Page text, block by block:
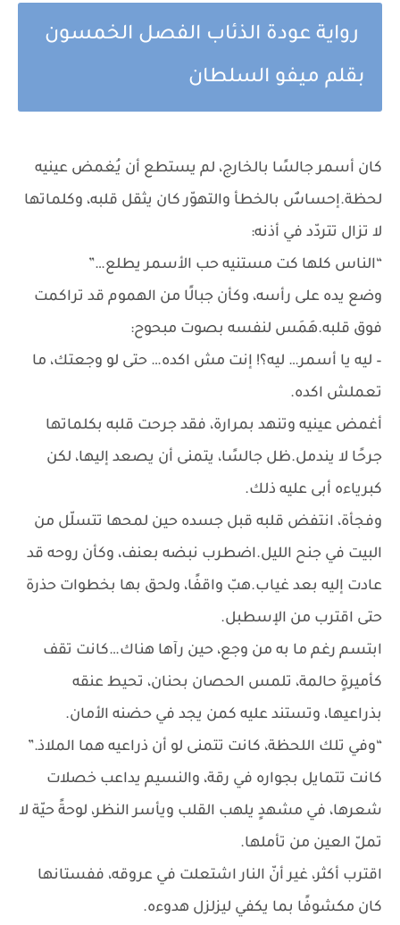
رواية عودة الذئاب الفصل الخمسون
بقلم ميفو السلطان
كان أسمر جالسًا بالخارج، لم يستطع أن يُغمض عينيه
لحظة.إحساسٌ بالخطأ والتهوّر كان يثقل قلبه، وكلماتها
لا تزال تتردّد في أذنه:
“الناس كلها كت مستنيه حب الأسمر يطلع…”
وضع يده على رأسه، وكأن جبالًا من الهموم قد تراكمت
فوق قلبه.هَمَس لنفسه بصوت مبحوح:
– ليه يا أسمر… ليه؟! إنت مش اكده… حتى لو وجعتك، ما
تعملش اكده.
أغمض عينيه وتنهد بمرارة، فقد جرحت قلبه بكلماتها
جرحًا لا يندمل.ظل جالسًا، يتمنى أن يصعد إليها، لكن
كبرياءه أبى عليه ذلك.
وفجأة، انتفض قلبه قبل جسده حين لمحها تتسلّل من
البيت في جنح الليل.اضطرب نبضه بعنف، وكأن روحه قد
عادت إليه بعد غياب.هبّ واقفًا، ولحق بها بخطوات حذرة
حتى اقترب من الإسطبل.
ابتسم رغم ما به من وجع، حين رآها هناك…كانت تقف
كأميرةٍ حالمة، تلمس الحصان بحنان، تحيط عنقه
بذراعيها، وتستند عليه كمن يجد في حضنه الأمان.
“وفي تلك اللحظة، كانت تتمنى لو أن ذراعيه هما الملاذ.”
كانت تتمايل بجواره في رقة، والنسيم يداعب خصلات
شعرها، في مشهدٍ يلهب القلب ويأسر النظر، لوحةً حيّة لا
تملّ العين من تأملها.
اقترب أكثر، غير أنّ النار اشتعلت في عروقه، ففستانها
كان مكشوفًا بما يكفي ليزلزل هدوءه.